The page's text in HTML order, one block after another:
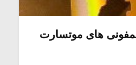
های موتسارت